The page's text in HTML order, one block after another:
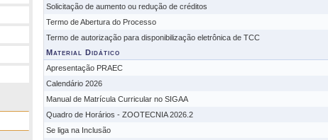
Solicitação de aumento ou redução de créditos
Termo de Abertura do Processo
Termo de autorização para disponibilização eletrônica de TCC
Material Didático
Apresentação PRAEC
Calendário 2026
Manual de Matrícula Curricular no SIGAA
Quadro de Horários - ZOOTECNIA 2026.2
Se liga na Inclusão